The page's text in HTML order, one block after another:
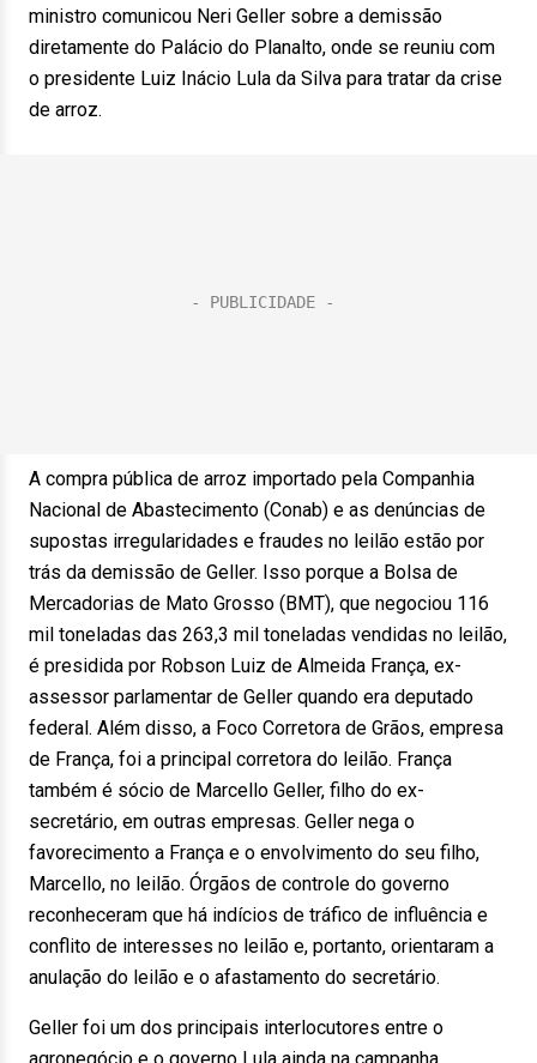
ministro comunicou Neri Geller sobre a demissão
diretamente do Palácio do Planalto, onde se reuniu com
o presidente Luiz Inácio Lula da Silva para tratar da crise
de arroz.
A compra pública de arroz importado pela Companhia
Nacional de Abastecimento (Conab) e as denúncias de
supostas irregularidades e fraudes no leilão estão por
trás da demissão de Geller. Isso porque a Bolsa de
Mercadorias de Mato Grosso (BMT), que negociou 116
mil toneladas das 263,3 mil toneladas vendidas no leilão,
é presidida por Robson Luiz de Almeida França, ex-
assessor parlamentar de Geller quando era deputado
federal. Além disso, a Foco Corretora de Grãos, empresa
de França, foi a principal corretora do leilão. França
também é sócio de Marcello Geller, filho do ex-
secretário, em outras empresas. Geller nega o
favorecimento a França e o envolvimento do seu filho,
Marcello, no leilão. Órgãos de controle do governo
reconheceram que há indícios de tráfico de influência e
conflito de interesses no leilão e, portanto, orientaram a
anulação do leilão e o afastamento do secretário.
Geller foi um dos principais interlocutores entre o